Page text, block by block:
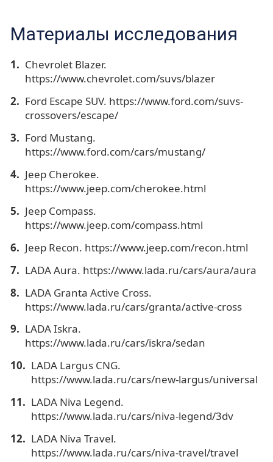
Материалы исследования
Chevrolet Blazer.
https://www.chevrolet.com/suvs/blazer
Ford Escape SUV. https://www.ford.com/suvs-
crossovers/escape/
Ford Mustang.
https://www.ford.com/cars/mustang/
Jeep Cherokee.
https://www.jeep.com/cherokee.html
Jeep Compass.
https://www.jeep.com/compass.html
Jeep Recon. https://www.jeep.com/recon.html
LADA Aura. https://www.lada.ru/cars/aura/aura
LADA Granta Active Cross.
https://www.lada.ru/cars/granta/active-cross
LADA Iskra.
https://www.lada.ru/cars/iskra/sedan
LADA Largus CNG.
https://www.lada.ru/cars/new-largus/universal
LADA Niva Legend.
https://www.lada.ru/cars/niva-legend/3dv
LADA Niva Travel.
https://www.lada.ru/cars/niva-travel/travel